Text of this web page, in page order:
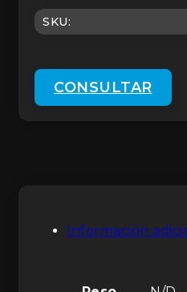
SKU:
CONSULTAR
Información